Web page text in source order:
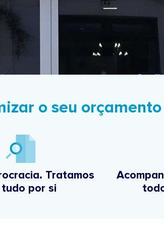
o seu
Tratamos
por si